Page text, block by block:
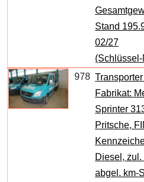
Stand
02/27
978
Fabrikat:
Sprinter
Pritsche,
Diesel,
abgel. km-